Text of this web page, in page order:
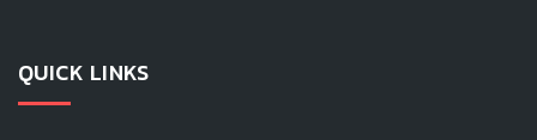
QUICK LINKS